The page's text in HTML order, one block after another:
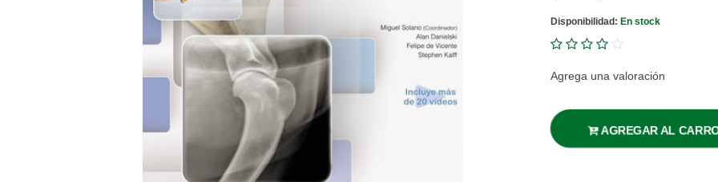
Disponibilidad: En stock
Agrega una valoración
AGREGAR AL